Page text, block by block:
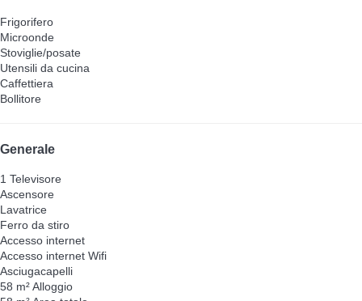
Frigorifero
Microonde
Stoviglie/posate
Utensili da cucina
Caffettiera
Bollitore
Generale
1 Televisore
Ascensore
Lavatrice
Ferro da stiro
Accesso internet
Accesso internet Wifi
Asciugacapelli
58 m² Alloggio